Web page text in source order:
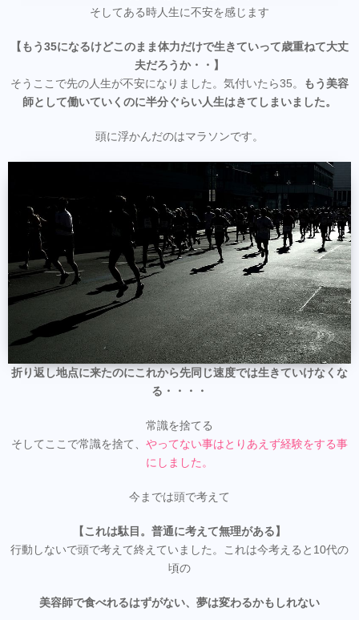
そしてある時人生に不安を感じます
【もう35になるけどこのまま体力だけで生きていって歳重ねて大丈
夫だろうか・・】
そうここで先の人生が不安になりました。気付いたら35。
もう美容
師として働いていくのに半分ぐらい人生はきてしまいました。
頭に浮かんだのはマラソンです。
折り返し地点に来たのにこれから先同じ速度では生きていけなくな
る・・・・
常識を捨てる
そしてここで常識を捨て、 やってない事はとりあえず経験をする事
にしました。
今までは頭で考えて
【これは駄目。普通に考えて無理がある】
行動しないで頭で考えて終えていました。これは今考えると10代の
頃の
美容師で食べれるはずがない、夢は変わるかもしれない